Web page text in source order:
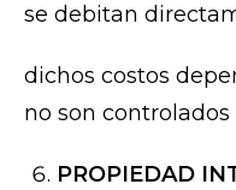
se debitan
dichos costos
no son controlados
PROPIEDAD